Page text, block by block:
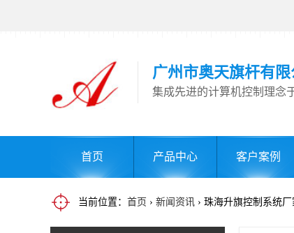
广州市奥天旗杆有限
集成先进的计算机控制理念
首页 产品中心 客户案例
当前位置： 首页 › 新闻资讯 › 珠海升旗控制系统厂